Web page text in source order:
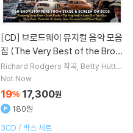
[CD]
집 (The Very Best of the Broa
dway Musicals)
Richard Rodgers 작곡 Betty Hutto
n Howard Keel
Not Now
19% 17,300원
180원
3CD / 박스 세트